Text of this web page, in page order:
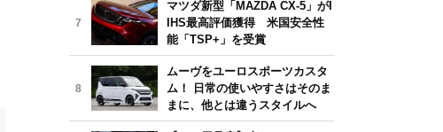
7
マツダ新型「MAZDA CX-5」がI
IHS最高評価獲得 米国安全性
能「TSP+」を受賞
8
ムーヴをユーロスポーツカスタ
ム！ 日常の使いやすさはそのま
まに、他とは違うスタイルへ